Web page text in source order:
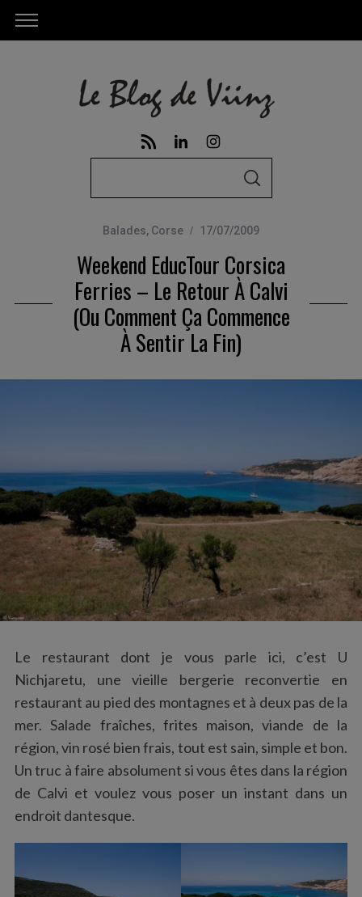
c
f
o
S
C
H
Balades, Corse 17/07/2009
Weekend EducTour Corsica
Ferries – Le Retour À Calvi
(ou Comment Ça Commence
À Sentir La Fin)
Le restaurant dont je vous parle ici, c’est U
Nichjaretu, une vieille bergerie reconvertie en
restaurant au pied des montagnes et à deux pas de la
mer. Salade fraîches, frites maison, viande de la
région, vin rosé bien frais, tout est sain, simple et bon.
Un truc à faire absolument si vous êtes dans la région
de Calvi et voulez vous poser un instant dans un
endroit dantesque.